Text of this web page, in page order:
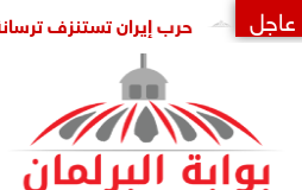
عاجلحرب إيران تستنزف ترسانة